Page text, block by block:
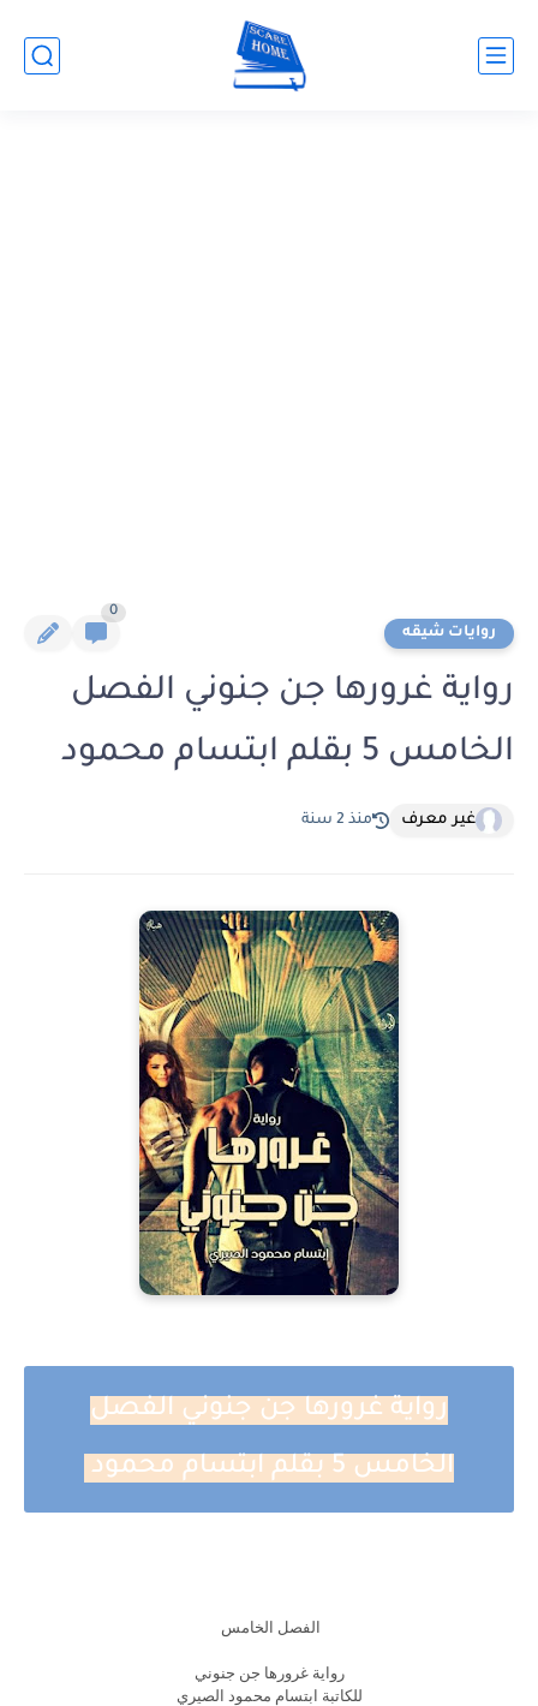
روايات شيقه
0
رواية غرورها جن جنوني الفصل
الخامس 5 بقلم ابتسام محمود
غير معرف منذ 2 سنة
رواية غرورها جن جنوني الفصل
الخامس 5 بقلم ابتسام محمود
الفصل الخامس
رواية غرورها جن جنوني
للكاتبة ابتسام محمود الصيري